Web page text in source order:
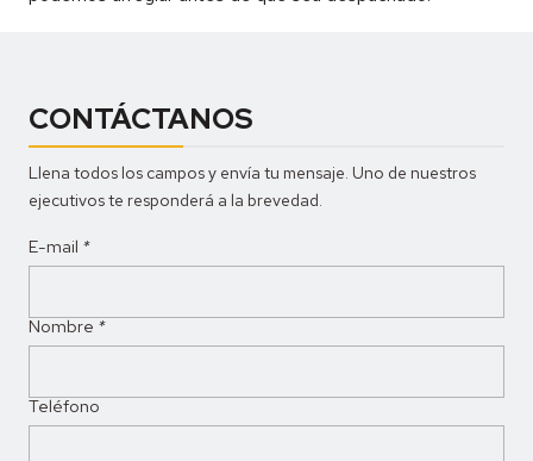
CONTÁCTANOS
Llena todos los campos y envía tu mensaje. Uno de nuestros
ejecutivos te responderá a la brevedad.
E-mail *
Nombre *
Teléfono